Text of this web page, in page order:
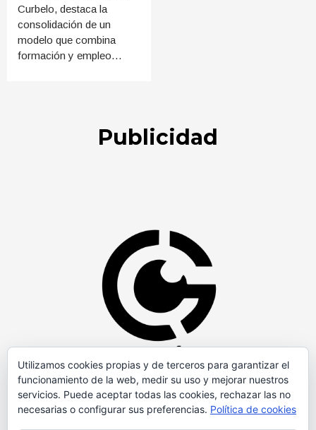
Curbelo, destaca la
consolidación de un
modelo que combina
formación y empleo…
Publicidad
Utilizamos cookies propias y de terceros para garantizar el
funcionamiento de la web, medir su uso y mejorar nuestros
servicios. Puede aceptar todas las cookies, rechazar las no
necesarias o configurar sus preferencias. Política de cookies